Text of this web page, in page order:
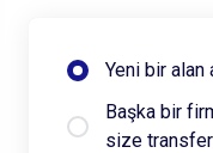
Yeni bir alan
Başka bir
size